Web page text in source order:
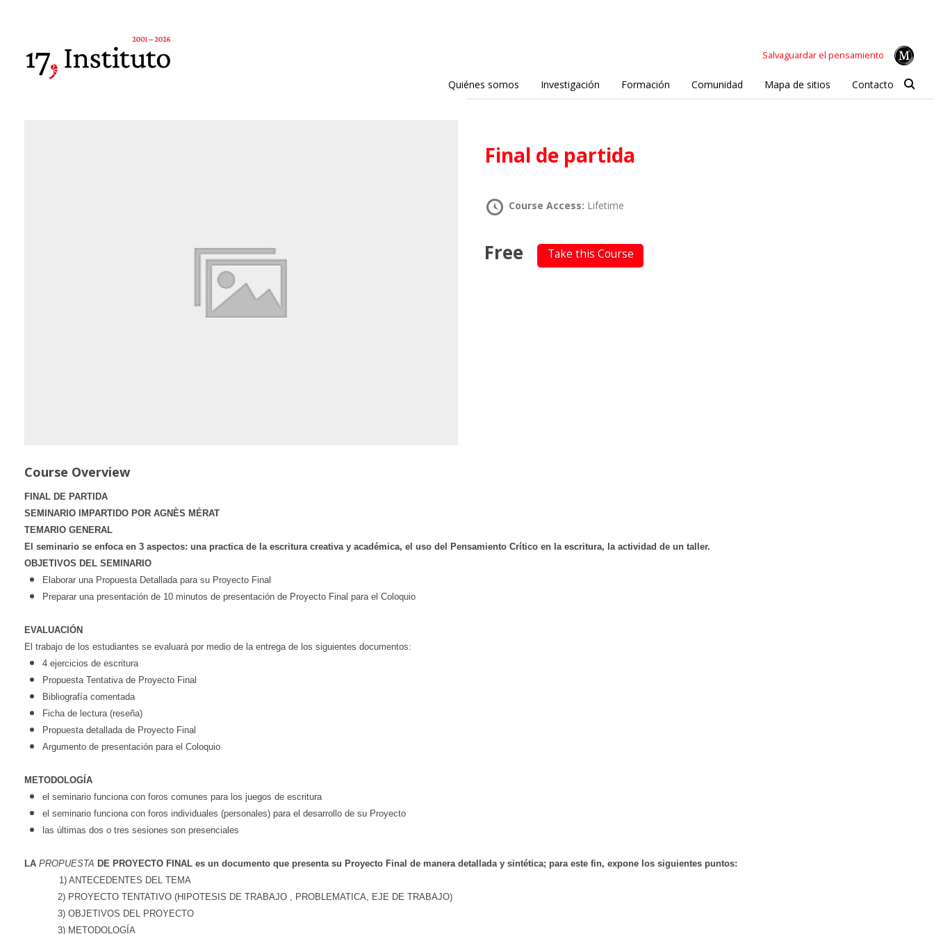
Salvaguardar el pensamiento
Quiénes somos Investigación Formación Comunidad Mapa de sitios Contacto
Final de partida
Course Access: Lifetime
Free Take this Course
Course Overview
FINAL DE PARTIDA
SEMINARIO IMPARTIDO POR AGNÈS MÉRAT
TEMARIO GENERAL
El seminario se enfoca en 3 aspectos: una practica de la escritura creativa y académica, el uso del Pensamiento Crítico en la escritura, la actividad de un taller.
OBJETIVOS DEL SEMINARIO
Elaborar una Propuesta Detallada para su Proyecto Final
Preparar una presentación de 10 minutos de presentación de Proyecto Final para el Coloquio
EVALUACIÓN
El trabajo de los estudiantes se evaluará por medio de la entrega de los siguientes documentos:
4 ejercicios de escritura
Propuesta Tentativa de Proyecto Final
Bibliografía comentada
Ficha de lectura (reseña)
Propuesta detallada de Proyecto Final
Argumento de presentación para el Coloquio
METODOLOGÍA
el seminario funciona con foros comunes para los juegos de escritura
el seminario funciona con foros individuales (personales) para el desarrollo de su Proyecto
las últimas dos o tres sesiones son presenciales
LA PROPUESTA DE PROYECTO FINAL es un documento que presenta su Proyecto Final de manera detallada y sintética; para este fin, expone los siguientes puntos:
1) ANTECEDENTES DEL TEMA
2) PROYECTO TENTATIVO (HIPOTESIS DE TRABAJO , PROBLEMATICA, EJE DE TRABAJO)
3) OBJETIVOS DEL PROYECTO
3) METODOLOGÍA